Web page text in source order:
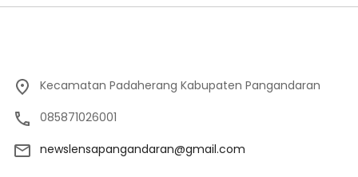
Kecamatan Padaherang Kabupaten Pangandaran
085871026001
newslensapangandaran@gmail.com